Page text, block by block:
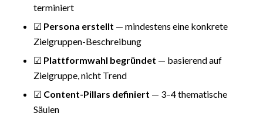
terminiert
☑ Persona erstellt — mindestens eine konkrete
Zielgruppen-Beschreibung
☑ Plattformwahl begründet — basierend auf
Zielgruppe, nicht Trend
☑ Content-Pillars definiert — 3–4 thematische
Säulen